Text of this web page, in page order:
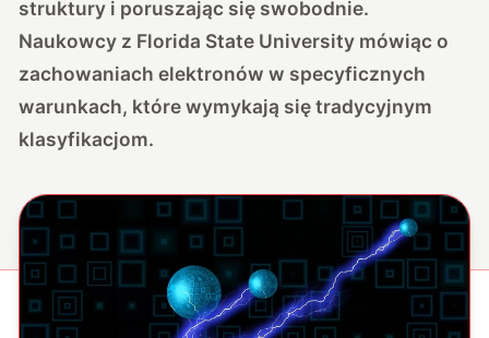
struktury i poruszając się swobodnie.
Naukowcy z Florida State University mówiąc o
zachowaniach elektronów w specyficznych
warunkach, które wymykają się tradycyjnym
klasyfikacjom.